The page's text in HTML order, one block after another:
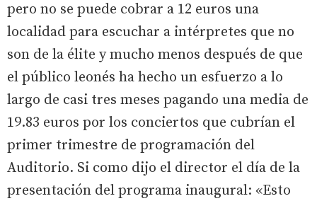
pero no se puede cobrar a 12 euros una
localidad para escuchar a intérpretes que no
son de la élite y mucho menos después de que
el público leonés ha hecho un esfuerzo a lo
largo de casi tres meses pagando una media de
19.83 euros por los conciertos que cubrían el
primer trimestre de programación del
Auditorio. Si como dijo el director el día de la
presentación del programa inaugural: «Esto